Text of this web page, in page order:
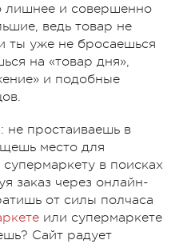
и совершенно
ведь товар не
ты уже не бросаешься
на «товар дня»,
и подобные
простаиваешь в
место для
в поисках
заказ через онлайн-
от силы полчаса
или супермаркете
Сайт радует